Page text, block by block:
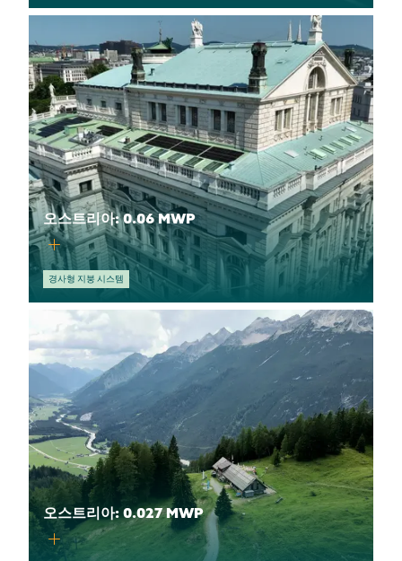
오스트리아: 0.06 MWP
경사형 지붕 시스템
오스트리아: 0.027 MWP